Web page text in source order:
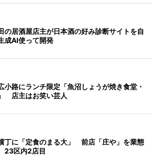
の居酒屋店主が日本酒の好み診断サイトを自
AI使って開発
小路にランチ限定「魚沼しょうが焼き食堂・
店主はお笑い芸人
丁に「定食のまる大」 前店「庄や」を業態
23区内2店目